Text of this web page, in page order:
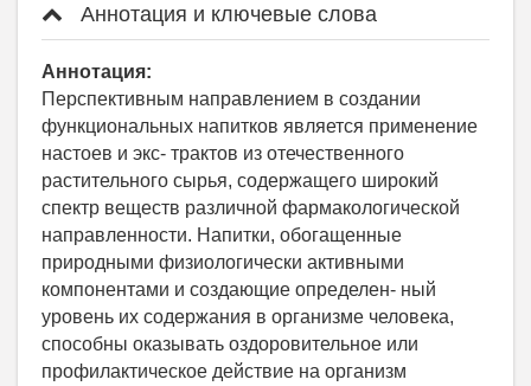
Аннотация и ключевые слова
Аннотация:
Перспективным направлением в создании
функциональных напитков является применение
настоев и экс- трактов из отечественного
растительного сырья, содержащего широкий
спектр веществ различной фармакологической
направленности. Напитки, обогащенные
природными физиологически активными
компонентами и создающие определен- ный
уровень их содержания в организме человека,
способны оказывать оздоровительное или
профилактическое действие на организм